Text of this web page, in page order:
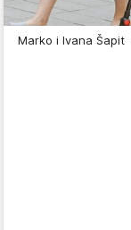
Marko i Ivana Šapit